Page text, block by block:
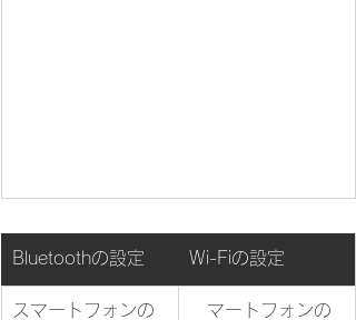
​Bluetoothの設定 ​Wi-Fiの設定
​スマートフォンの
スマートフォンの